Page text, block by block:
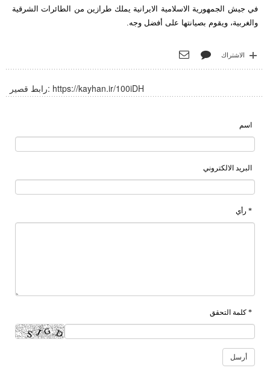
في جيش الجمهورية الاسلامية الايرانية يملك طرازين من الطائرات الشرقية
والغربية، ويقوم بصيانتها على أفضل وجه.
الاشتراك
رابط قصير: https://kayhan.ir/100iDH
اسم
البريد الالكتروني
* رأي
* كلمة التحقق